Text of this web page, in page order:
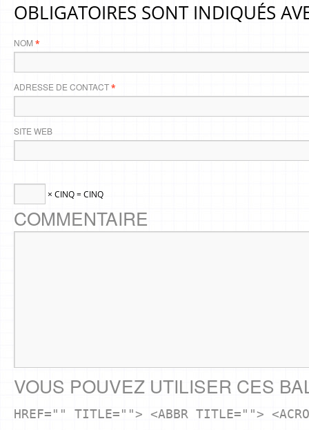
OBLIGATOIRES SONT INDIQUÉS
NOM *
ADRESSE DE CONTACT*
SITE WEB
× CINQ = CINQ
COMMENTAIRE
VOUS POUVEZ UTILISER CES
HREF="" TITLE=""> <ABBR TITLE="">